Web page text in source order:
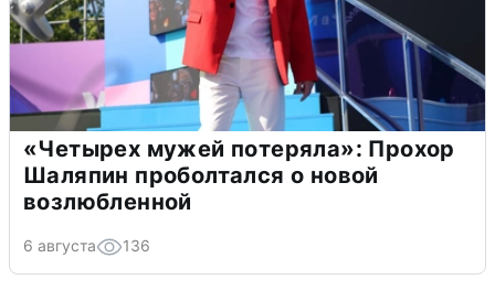
«Четырех мужей потеряла»: Прохор
Шаляпин проболтался о новой
возлюбленной
6 августа 136